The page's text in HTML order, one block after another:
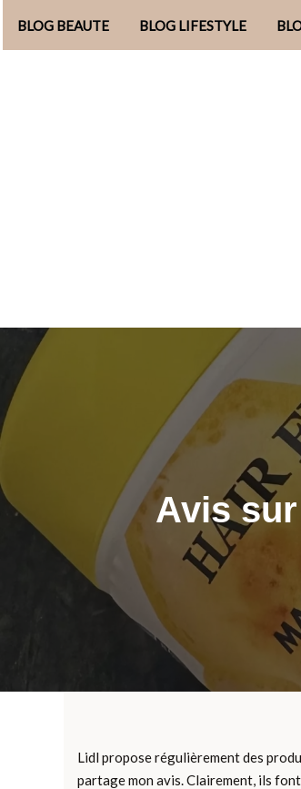
Aller
BLOG BEAUTE BLOG LIFESTYLE
Avis
Lidl propose régulièrement des
partage mon avis. Clairement, ils